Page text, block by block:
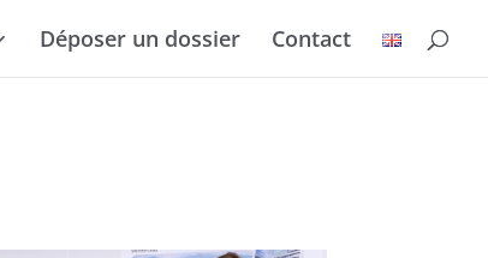
Déposer un dossier Contact